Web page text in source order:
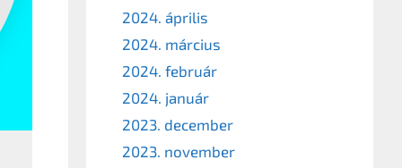
2024. április
2024. március
2024. február
2024. január
2023. december
2023. november